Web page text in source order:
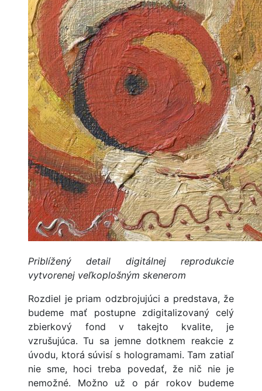
Priblížený detail digitálnej reprodukcie
vytvorenej veľkoplošným skenerom
Rozdiel je priam odzbrojujúci a predstava, že
budeme mať postupne zdigitalizovaný celý
zbierkový fond v takejto kvalite, je
vzrušujúca. Tu sa jemne dotknem reakcie z
úvodu, ktorá súvisí s hologramami. Tam zatiaľ
nie sme, hoci treba povedať, že nič nie je
nemožné. Možno už o pár rokov budeme